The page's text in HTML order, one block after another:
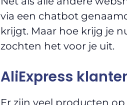
via een chatbot
krijgt. Maar hoe krijg je
zochten het voor je uit.
AliExpress
Er zijn veel producten